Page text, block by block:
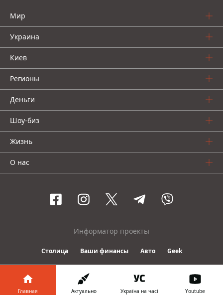
Мир
Украина
Киев
Регионы
Деньги
Шоу-биз
Жизнь
О нас
Информатор проекты
Столица Ваши финансы Авто Geek
© 2016-2026 Informator
Главная Актуально Україна на часі Youtube